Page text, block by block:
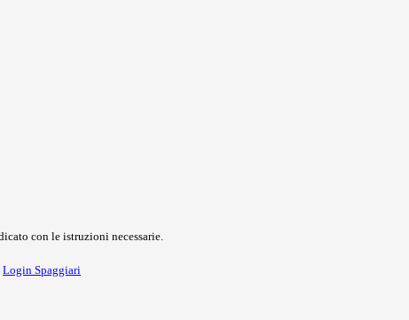
con le istruzioni necessarie.
Login Spaggiari